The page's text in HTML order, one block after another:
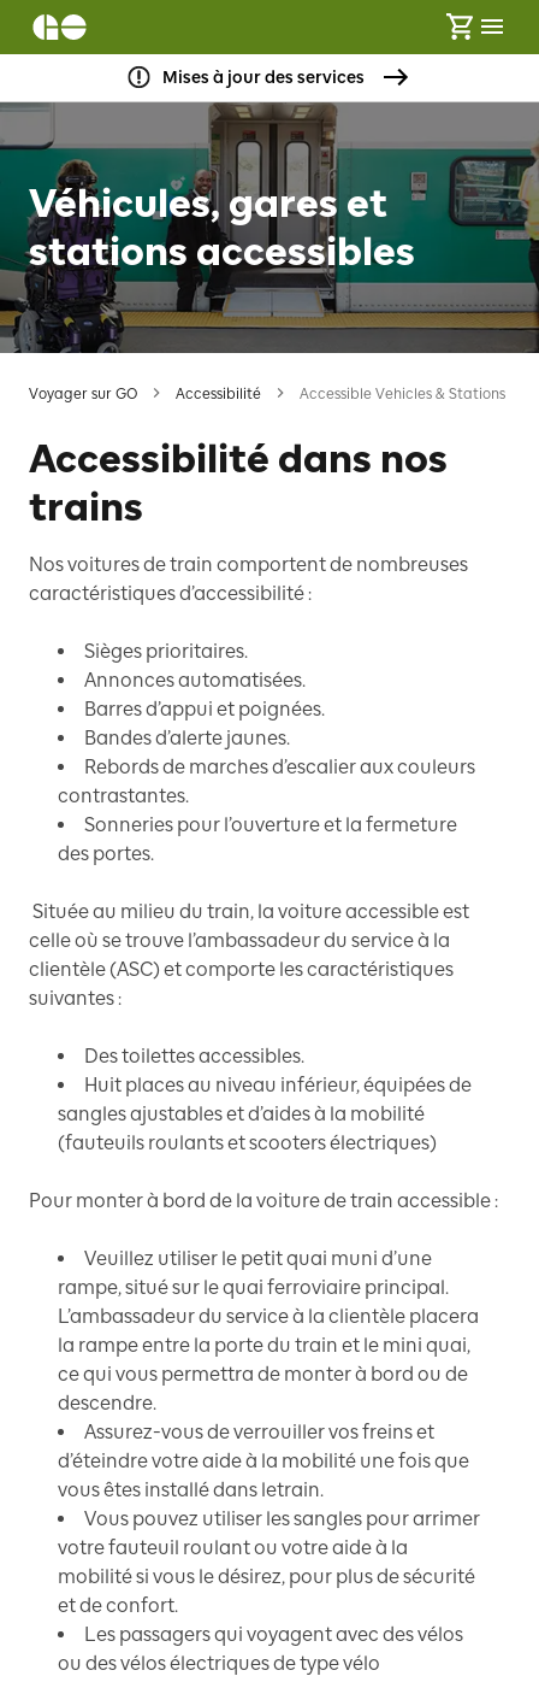
Mises à jour des services
Véhicules, gares et
stations accessibles
Voyager sur GO Accessibilité Accessible Vehicles & Stations
Accessibilité dans nos
trains
Nos voitures de train comportent de nombreuses
caractéristiques d’accessibilité :
Sièges prioritaires.
Annonces automatisées.
Barres d’appui et poignées.
Bandes d’alerte jaunes.
Rebords de marches d’escalier aux couleurs
contrastantes.
Sonneries pour l’ouverture et la fermeture
des portes.
Située au milieu du train, la voiture accessible est
celle où se trouve l’ambassadeur du service à la
clientèle (ASC) et comporte les caractéristiques
suivantes :
Des toilettes accessibles.
Huit places au niveau inférieur, équipées de
sangles ajustables et d’aides à la mobilité
(fauteuils roulants et scooters électriques)
Pour monter à bord de la voiture de train accessible :
Veuillez utiliser le petit quai muni d’une
rampe, situé sur le quai ferroviaire principal.
L’ambassadeur du service à la clientèle placera
la rampe entre la porte du train et le mini quai,
ce qui vous permettra de monter à bord ou de
descendre.
Assurez-vous de verrouiller vos freins et
d’éteindre votre aide à la mobilité une fois que
vous êtes installé dans letrain.
Vous pouvez utiliser les sangles pour arrimer
votre fauteuil roulant ou votre aide à la
mobilité si vous le désirez, pour plus de sécurité
et de confort.
Les passagers qui voyagent avec des vélos
ou des vélos électriques de type vélo